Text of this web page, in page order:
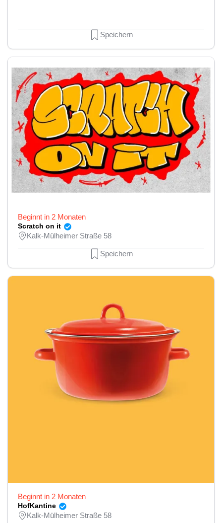
Speichern
Beginnt in 2 Monaten
Scratch on it
Kalk-Mülheimer Straße 58
Speichern
Beginnt in 2 Monaten
HofKantine
Kalk-Mülheimer Straße 58